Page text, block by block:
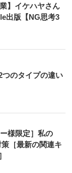
】イケハヤさん
出版【NG思考3
のタイプの違い
様限定］私の
［最新の関連キ